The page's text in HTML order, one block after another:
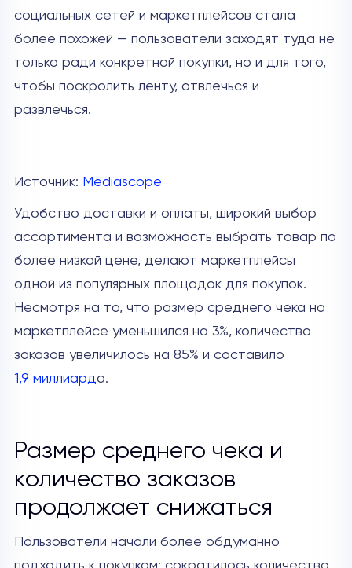
социальных сетей и маркетплейсов стала
более похожей — пользователи заходят туда не
только ради конкретной покупки, но и для того,
чтобы поскролить ленту, отвлечься и
развлечься.
Источник: Mediascope
Удобство доставки и оплаты, широкий выбор
ассортимента и возможность выбрать товар по
более низкой цене, делают маркетплейсы
одной из популярных площадок для покупок.
Несмотря на то, что размер среднего чека на
маркетплейсе уменьшился на 3%, количество
заказов увеличилось на 85% и составило
1,9 миллиарда.
Размер среднего чека и
количество заказов
продолжает снижаться
Пользователи начали более обдуманно